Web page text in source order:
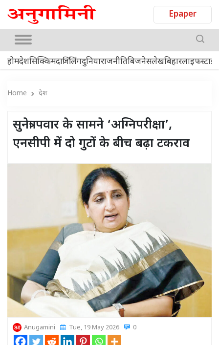
Epaper
होमदेशसिक्किमदार्जिलिंगदुनियाराजनीतिबिजनेसलेखबिहार
Home देश
सुनेत्रा पवार के सामने ‘अग्निपरीक्षा’,
एनसीपी में दो गुटों के बीच बढ़ा टकराव
Anugamini Tue, 19 May 2026 0